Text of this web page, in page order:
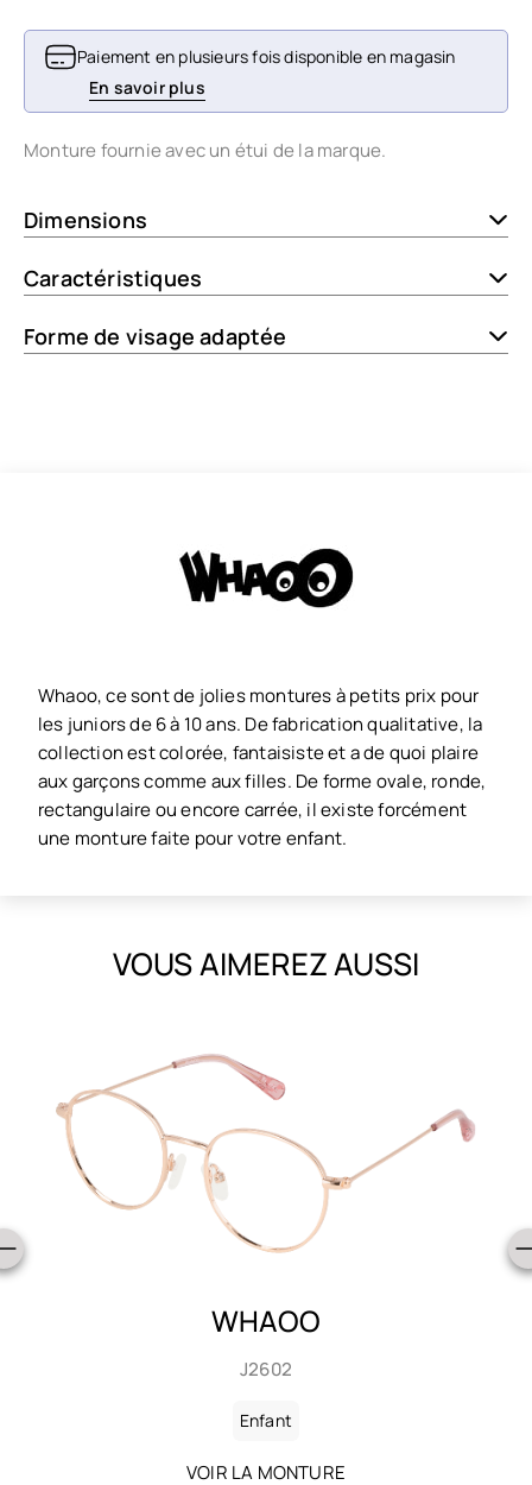
Paiement en plusieurs fois disponible en magasin
En savoir plus
Monture fournie avec un étui de la marque.
Dimensions
Caractéristiques
Forme de visage adaptée
Whaoo, ce sont de jolies montures à petits prix pour
les juniors de 6 à 10 ans. De fabrication qualitative, la
collection est colorée, fantaisiste et a de quoi plaire
aux garçons comme aux filles. De forme ovale, ronde,
rectangulaire ou encore carrée, il existe forcément
une monture faite pour votre enfant.
VOUS AIMEREZ AUSSI
WHAOO
J2602
Enfant
VOIR LA MONTURE